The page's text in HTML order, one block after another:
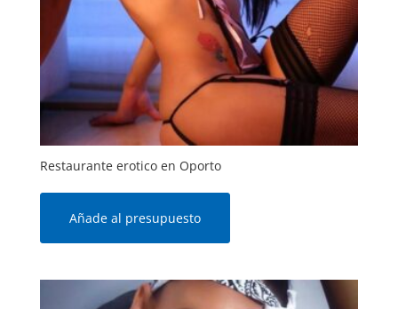
Restaurante erotico en Oporto
Añade al presupuesto